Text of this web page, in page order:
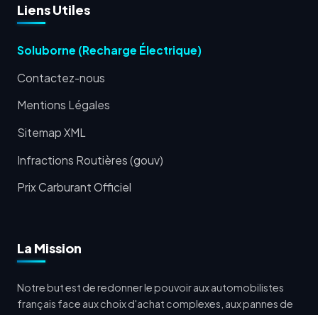
Liens Utiles
Soluborne (Recharge Électrique)
Contactez-nous
Mentions Légales
Sitemap XML
Infractions Routières (gouv)
Prix Carburant Officiel
La Mission
Notre but est de redonner le pouvoir aux automobilistes
français face aux choix d'achat complexes, aux pannes de